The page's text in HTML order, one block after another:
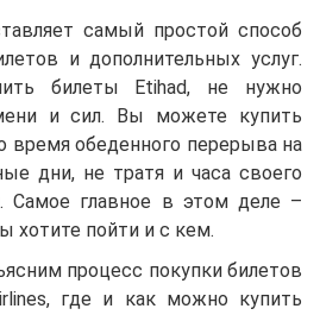
самый простой способ
и дополнительных услуг.
билеты Etihad, не нужно
и сил. Вы можете купить
время обеденного перерыва на
дни, не тратя и часа своего
Самое главное в этом деле –
хотите пойти и с кем.
процесс покупки билетов
где и как можно купить